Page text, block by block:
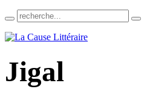
Jigal